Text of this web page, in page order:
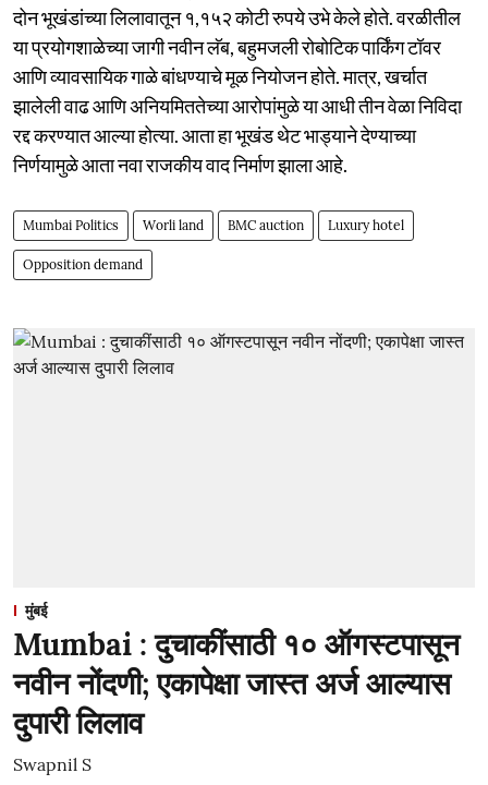
दोन भूखंडांच्या लिलावातून १,१५२ कोटी रुपये उभे केले होते. वरळीतील
या प्रयोगशाळेच्या जागी नवीन लॅब, बहुमजली रोबोटिक पार्किंग टॉवर
आणि व्यावसायिक गाळे बांधण्याचे मूळ नियोजन होते. मात्र, खर्चात
झालेली वाढ आणि अनियमिततेच्या आरोपांमुळे या आधी तीन वेळा निविदा
रद्द करण्यात आल्या होत्या. आता हा भूखंड थेट भाड्याने देण्याच्या
निर्णयामुळे आता नवा राजकीय वाद निर्माण झाला आहे.
Mumbai Politics Worli land BMC auction Luxury hotel
Opposition demand
मुंबई
Mumbai : दुचाकींसाठी १० ऑगस्टपासून
नवीन नोंदणी; एकापेक्षा जास्त अर्ज आल्यास
दुपारी लिलाव
Swapnil S